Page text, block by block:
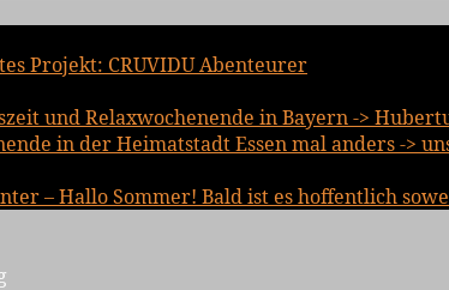
Projekt: CRUVIDU Abenteurer
und Relaxwochenende in Bayern ->
in der Heimatstadt Essen mal anders ->
– Hallo Sommer! Bald ist es hoffentlich